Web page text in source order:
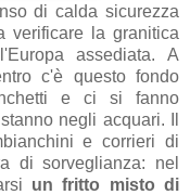
di calda sicurezza
verificare la granitica
assediata. A
c'è questo fondo
e ci si fanno
negli acquari. Il
e corrieri di
di sorveglianza: nel
un fritto misto di